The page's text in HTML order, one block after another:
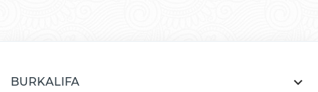
BURKALIFA 